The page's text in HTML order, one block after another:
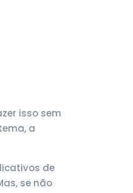
isso sem
a
de
se não